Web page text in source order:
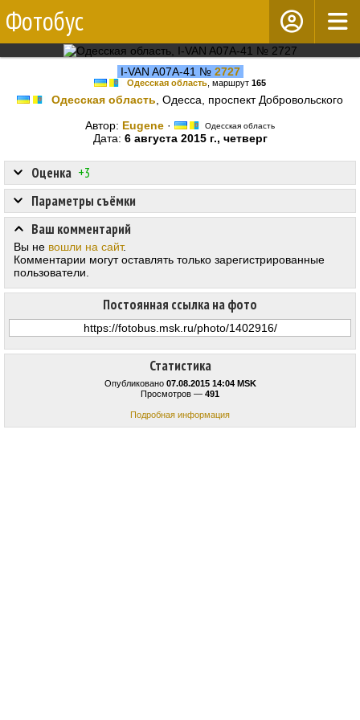
Фотобус
I-VAN A07A-41 № 2727
Одесская область , маршрут 165
Одесская область , Одесса, проспект Добровольского
Автор: Eugene · Одесская область
Дата: 6 августа 2015 г., четверг
Статистика
Опубликовано 07.08.2015 14:04 MSK
Просмотров — 491
Подробная информация
Оценка +3
Постоянная ссылка на фото
Параметры съёмки
Ваш комментарий
Вы не вошли на сайт.
Комментарии могут оставлять только зарегистрированные
пользователи.